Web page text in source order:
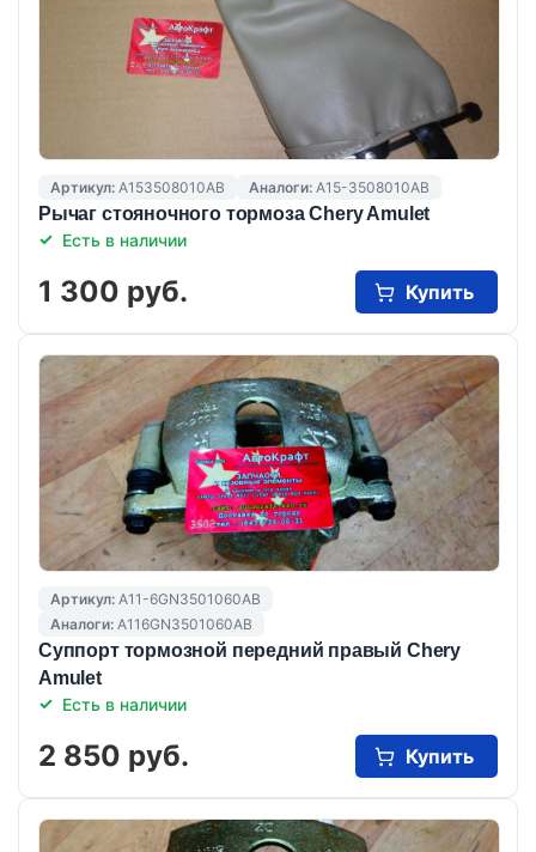
Артикул: A153508010AB Аналоги: A15-3508010AB
Рычаг стояночного тормоза Chery Amulet
Есть в наличии
1 300 руб. Купить
Артикул: A11-6GN3501060AB
Аналоги: A116GN3501060AB
Суппорт тормозной передний правый Chery
Amulet
Есть в наличии
2 850 руб. Купить